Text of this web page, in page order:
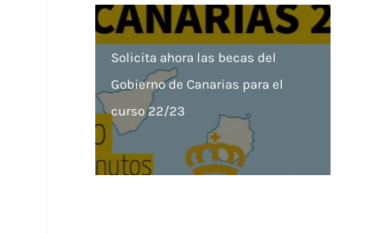
Solicita ahora las becas del
Gobierno de Canarias para el
curso 22/23